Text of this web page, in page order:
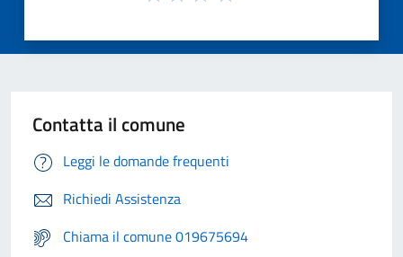
Contatta il comune
Leggi le domande frequenti
Richiedi Assistenza
Chiama il comune 019675694